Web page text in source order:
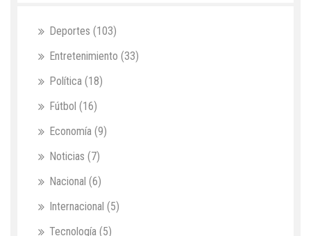
Deportes (103)
Entretenimiento (33)
Política (18)
Fútbol (16)
Economía (9)
Noticias (7)
Nacional (6)
Internacional (5)
Tecnología (5)